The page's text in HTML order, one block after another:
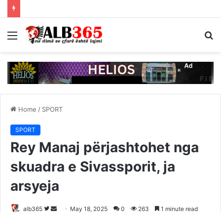
Menu
Home / SPORT
SPORT
Rey Manaj përjashtohet nga
skuadra e Sivassporit, ja
arsyeja
alb365
Follow
Send May 18, 2025 0 263 1 minute read